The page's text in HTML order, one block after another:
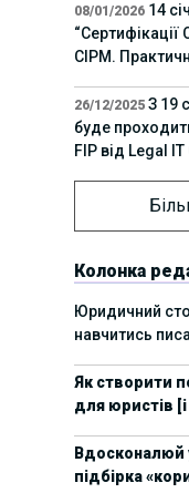
08/01/2026 14
“Сертифікації
CIPM.
26/12/2025 З 19
буде
FIP від Legal
12
приватність у
05/11/2025 11
вебінар “AI-
та комплаєнс
31/10/20258
Форум
2025
Колонка
Юридичний
навчитись
Як створити
для юристів [і
Вдосконалюй
підбірка